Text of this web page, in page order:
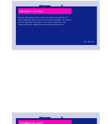
Gesloten vormen
Bij een gesloten vorm is de vorm dicht en gevuld. Je
kunt niet door delen van de vorm heen kijken. Je noemt
dit ook wel een massieve vorm. Een vorm kan ook
massief lijken, terwijl deze van binnen wel hol is.
Beeld: Publiek Domein
Gestileerde vorm